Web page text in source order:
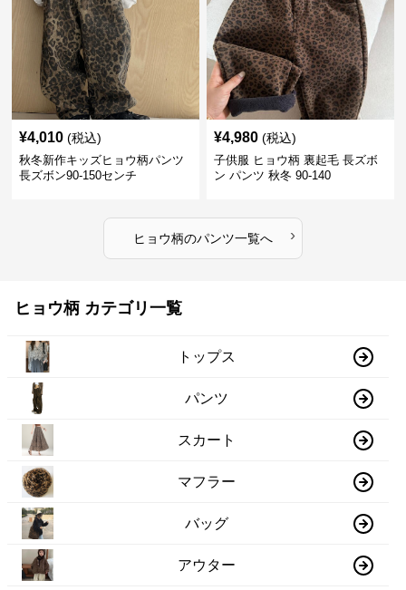
¥4,010 (税込)
秋冬新作キッズヒョウ柄パンツ
長ズボン90-150センチ
¥4,980 (税込)
子供服 ヒョウ柄 裏起毛 長ズボ
ン パンツ 秋冬 90-140
ヒョウ柄のパンツ一覧へ ›
ヒョウ柄 カテゴリ一覧
トップス
パンツ
スカート
マフラー
バッグ
アウター